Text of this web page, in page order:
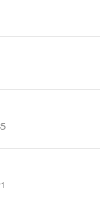
회수
회수